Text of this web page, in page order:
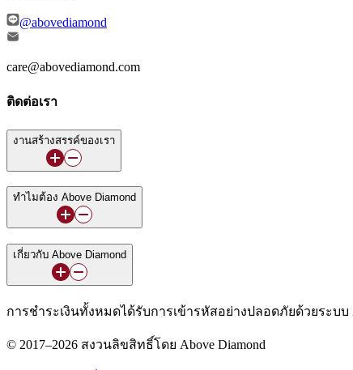
@abovediamond
care@abovediamond.com
ติดต่อเรา
งานสร้างสรรค์ของเรา
ทำไมต้อง Above Diamond
เกี่ยวกับ Above Diamond
การชำระเงินทั้งหมดได้รับการเข้ารหัสอย่างปลอดภัยด้วยระบบ
© 2017–2026 สงวนลิขสิทธิ์โดย Above Diamond